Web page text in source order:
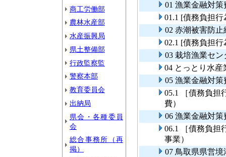
商工労働部
農林水産部
水産振興局
県土整備部
行政監察監
警察本部
教育委員会
出納局
県会・各種委員
会
総合事務所（再
掲）
01 漁業金融対
01.1 [債務負担
02 赤潮被害防
02.1 [債務負担
03 栽培漁業セ
04 とっとり水
05 漁業金融対
05.1 ［債務負担
費）
06 漁業金融対
06.1 ［債務負担
事業）
07 鳥取県県営